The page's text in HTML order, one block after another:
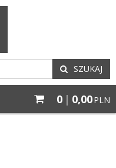
SZUKAJ
0 | 0,00PLN